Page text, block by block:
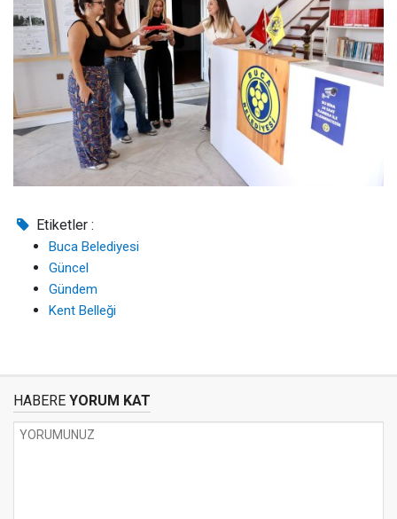
Etiketler :
Buca Belediyesi
Güncel
Gündem
Kent Belleği
HABERE YORUM KAT